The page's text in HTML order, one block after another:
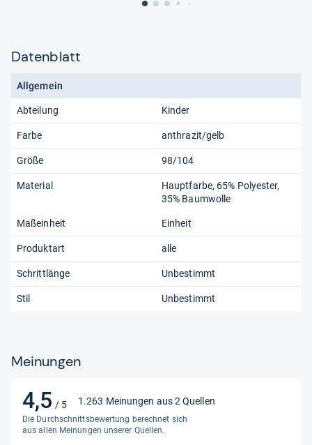
Datenblatt
Allgemein
Abteilung Kinder
Farbe anthrazit/gelb
Größe 98/104
Material
Hauptfarbe, 65% Polyester,
35% Baumwolle
Maßeinheit Einheit
Produktart alle
Schrittlänge Unbestimmt
Stil Unbestimmt
Meinungen
4,5 / 5
4,5
von
5
1.263 Meinungen aus 2 Quellen
Die Durchschnittsbewertung berechnet sich
aus allen Meinungen unserer Quellen.